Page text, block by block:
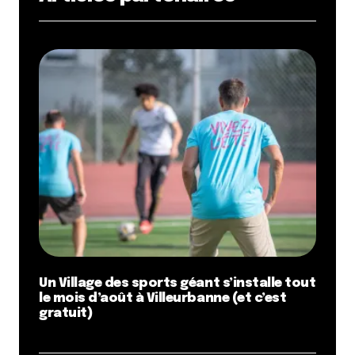
service que je craignais au vu des nombreux
souvent (à Lyon ?) les serveurs et patrons ont leurs
habitués (préférés ?)
Petit tuyau: les brunch avant 10h sont à 19,50 au lieu
de 22€
Voilà
Répondre
Pour ceux qui conseillent le ChillArtFood.. il a quoi
de mieux? et il est à quel prix ?
Merciiii !
(et bravo l’équipe, super sujet d’article!)
flop
8 mars 2012 à 23 h 15 min
Un Village des sports géant s’installe tout
le mois d’août à Villeurbanne (et c’est
gratuit)